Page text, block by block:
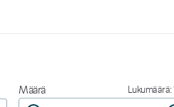
Määrä Lukumäärä: